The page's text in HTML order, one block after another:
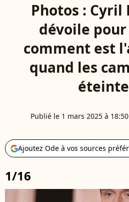
Photos : Cyril
dévoile
comment est
quand les
Publié le 1 mars 2025 à 18:50
Ajoutez Ode à vos sources
1/16